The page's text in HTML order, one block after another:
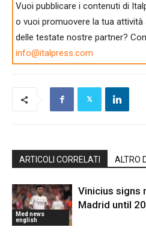
Vuoi pubblicare i contenuti di
o vuoi promuovere la tua
delle testate nostre partner?
info@italpress.com
ARTICOLI CORRELATI ALTRO
Med news
english
Vinicius signs
Madrid until